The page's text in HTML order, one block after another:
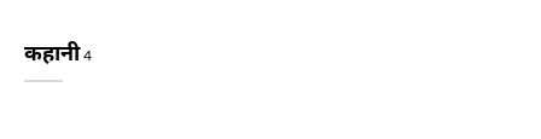
कहानी4